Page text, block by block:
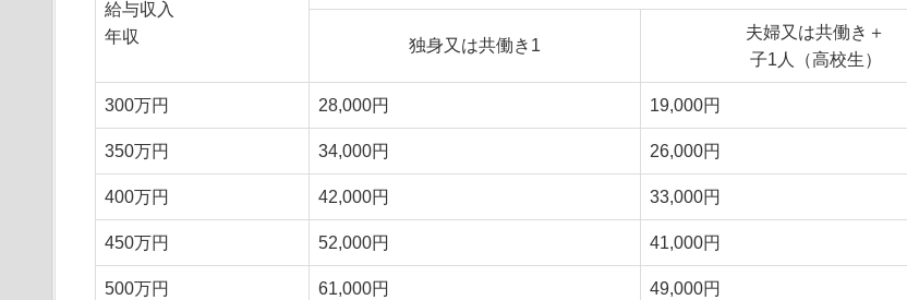
給与収入
年収
独身又は共働き1
夫婦又は共働き＋
子1人（高校生）
300万円 28,000円 19,000円
350万円 34,000円 26,000円
400万円 42,000円 33,000円
450万円 52,000円 41,000円
500万円 61,000円 49,000円